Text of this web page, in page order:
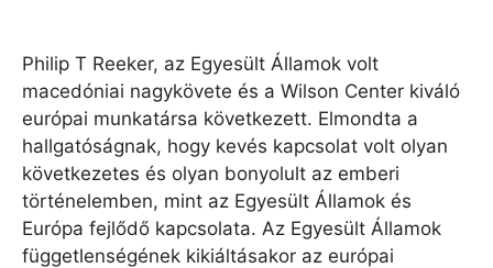
Philip T Reeker, az Egyesült Államok volt
macedóniai nagykövete és a Wilson Center kiváló
európai munkatársa következett. Elmondta a
hallgatóságnak, hogy kevés kapcsolat volt olyan
következetes és olyan bonyolult az emberi
történelemben, mint az Egyesült Államok és
Európa fejlődő kapcsolata. Az Egyesült Államok
függetlenségének kikiáltásakor az európai